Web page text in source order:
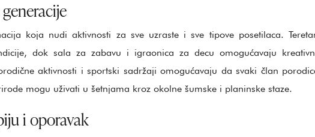
koja nudi aktivnosti za sve uzraste i sve tipove posetilaca.
dok sala za zabavu i igraonica za decu omogućavaju
aktivnosti i sportski sadržaji omogućavaju da svaki član
mogu uživati u šetnjama kroz okolne šumske i planinske staze.
i oporavak